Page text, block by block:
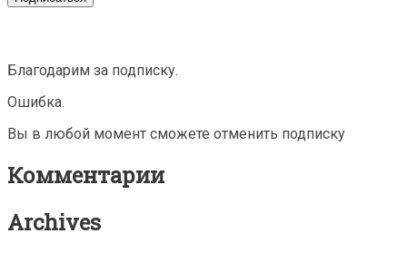
Благодарим за подписку.
Ошибка.
Вы в любой момент сможете отменить подписку
Комментарии
Archives